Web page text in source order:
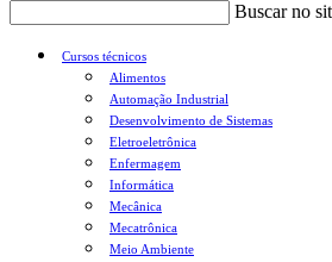
Buscar no
Cursos técnicos
Alimentos
Automação Industrial
Desenvolvimento de Sistemas
Eletroeletrônica
Enfermagem
Informática
Mecânica
Mecatrônica
Meio Ambiente